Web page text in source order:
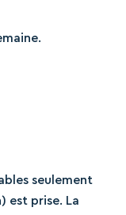
seulement
est prise. La